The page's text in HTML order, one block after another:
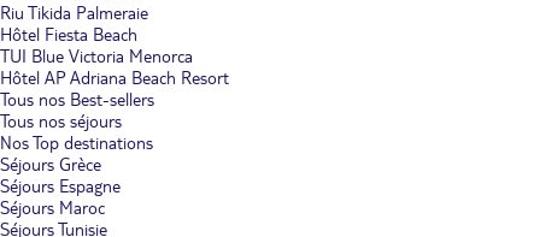
Riu Tikida Palmeraie
Hôtel Fiesta Beach
TUI Blue Victoria Menorca
Hôtel AP Adriana Beach Resort
Tous nos Best-sellers
Tous nos séjours
Nos Top destinations
Séjours Grèce
Séjours Espagne
Séjours Maroc
Séjours Tunisie